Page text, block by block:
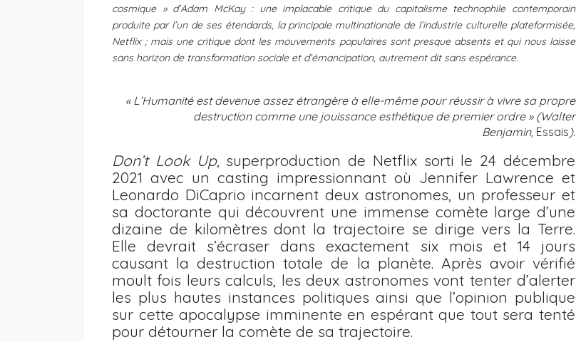
cosmique » d’Adam McKay : une implacable critique du capitalisme technophile contemporain
produite par l’un de ses étendards, la principale multinationale de l’industrie culturelle plateformisée,
Netflix ; mais une critique dont les mouvements populaires sont presque absents et qui nous laisse
sans horizon de transformation sociale et d’émancipation, autrement dit sans espérance.
« L’Humanité est devenue assez étrangère à elle-même pour réussir à vivre sa propre
destruction comme une jouissance esthétique de premier ordre » (Walter
Benjamin, Essais ).
Don’t Look Up, superproduction de Netflix sorti le 24 décembre
2021 avec un casting impressionnant où Jennifer Lawrence et
Leonardo DiCaprio incarnent deux astronomes, un professeur et
sa doctorante qui découvrent une immense comète large d’une
dizaine de kilomètres dont la trajectoire se dirige vers la Terre.
Elle devrait s’écraser dans exactement six mois et 14 jours
causant la destruction totale de la planète. Après avoir vérifié
moult fois leurs calculs, les deux astronomes vont tenter d’alerter
les plus hautes instances politiques ainsi que l’opinion publique
sur cette apocalypse imminente en espérant que tout sera tenté
pour détourner la comète de sa trajectoire.